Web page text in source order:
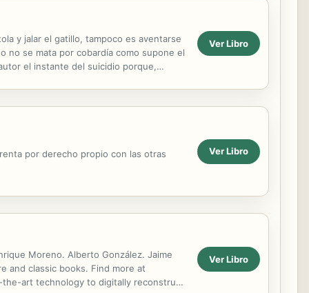
y jalar el gatillo, tampoco es aventarse
no se mata por cobardía como supone el
el instante del suicidio porque,
Ver Libro
por derecho propio con las otras Ver Libro
Moreno. Alberto González. Jaime
and classic books. Find more at
art technology to digitally reconstruct
Ver Libro